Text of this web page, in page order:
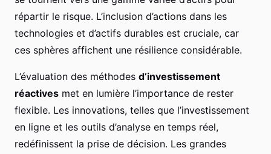
répartir le risque. L’inclusion d’actions dans les
technologies et d’actifs durables est cruciale, car
ces sphères affichent une résilience considérable.
L’évaluation des méthodes d’investissement
réactives met en lumière l’importance de rester
flexible. Les innovations, telles que l’investissement
en ligne et les outils d’analyse en temps réel,
redéfinissent la prise de décision. Les grandes